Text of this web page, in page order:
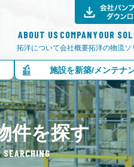
拓洋について
ABOUT US
会社概要
COMPANY
拓洋の物流ソ
OUR
施設を新築/メンテナ
件を探す